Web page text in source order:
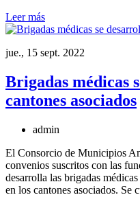
Leer más
jue., 15 sept. 2022
Brigadas médicas
cantones asociados
admin
El Consorcio de Municipios
convenios suscritos con las
desarrolla las brigadas
en los cantones asociados.